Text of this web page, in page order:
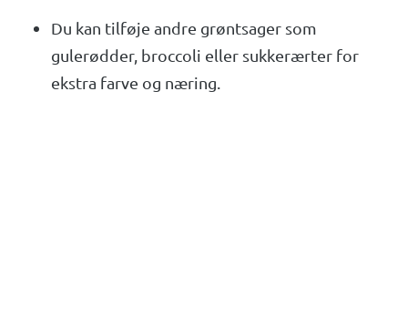
Du kan tilføje andre grøntsager som
gulerødder, broccoli eller sukkerærter for
ekstra farve og næring.